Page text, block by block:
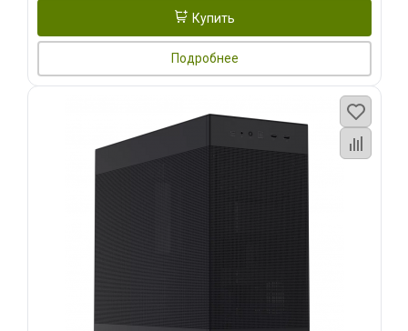
Купить
Подробнее